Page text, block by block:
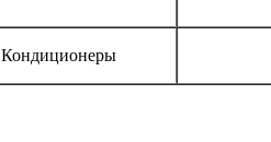
Кондиционеры